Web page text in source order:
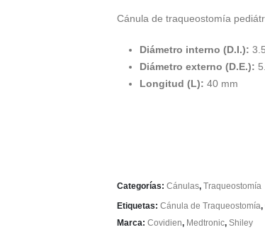
Cánula de traqueostomía
Diámetro interno (D.I.):
Diámetro externo (D.E.):
Longitud (L): 40 mm
Categorías: Cánulas, Traqueostomía
Etiquetas: Cánula de Traqueostomía,
Marca: Covidien, Medtronic, Shiley